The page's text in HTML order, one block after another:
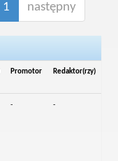
1 następny
Promotor Redaktor(rzy)
- -